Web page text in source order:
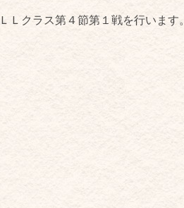
クラス第４節第１戦を行います。